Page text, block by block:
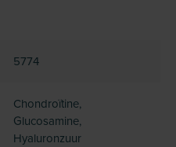
5774
Chondroïtine,
Glucosamine,
Hyaluronzuur